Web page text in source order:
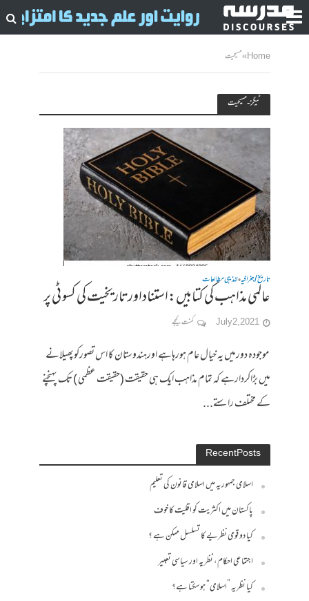
Home
»مسيحيت
ٹیگز - مسيحيت
تاریخ / جغرافیہ•تہذیبی مطالعات
عالمی مذاہب کی کتابیں:استناداورتاریخیت کی کسو ٹی پر
July 2, 2021 کمنت کیجے
موجودہ دورمیں یہ خیال عام ہورہاہے اورہندوستان کا اس تصورکوپھیلانے
میں بڑاکردارہے کہ تمام مذاہب ایک ہی حقیقت (حقیقت عظمی ) تک پہنچنے
کے مختلف راستے...
Recent Posts
اسلامی جمہوریہ میں اسلامی قانون کی تعلیم
پاکستان میں اکثریت کو اقلیت کا خوف
کیا دو قومی نظریے کا تسلسل ممکن ہے ؟
اجتماعی احکام، نظریہ اور سیاسی تعبیر
کیا نظریہ ”اسلامی“ ہو سکتا ہے؟